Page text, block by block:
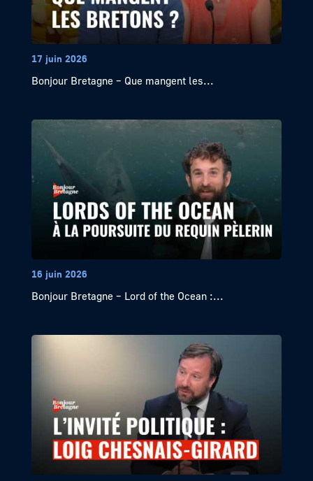
17 juin 2026
Bonjour Bretagne – Que mangent les...
16 juin 2026
Bonjour Bretagne – Lord of the Ocean :...